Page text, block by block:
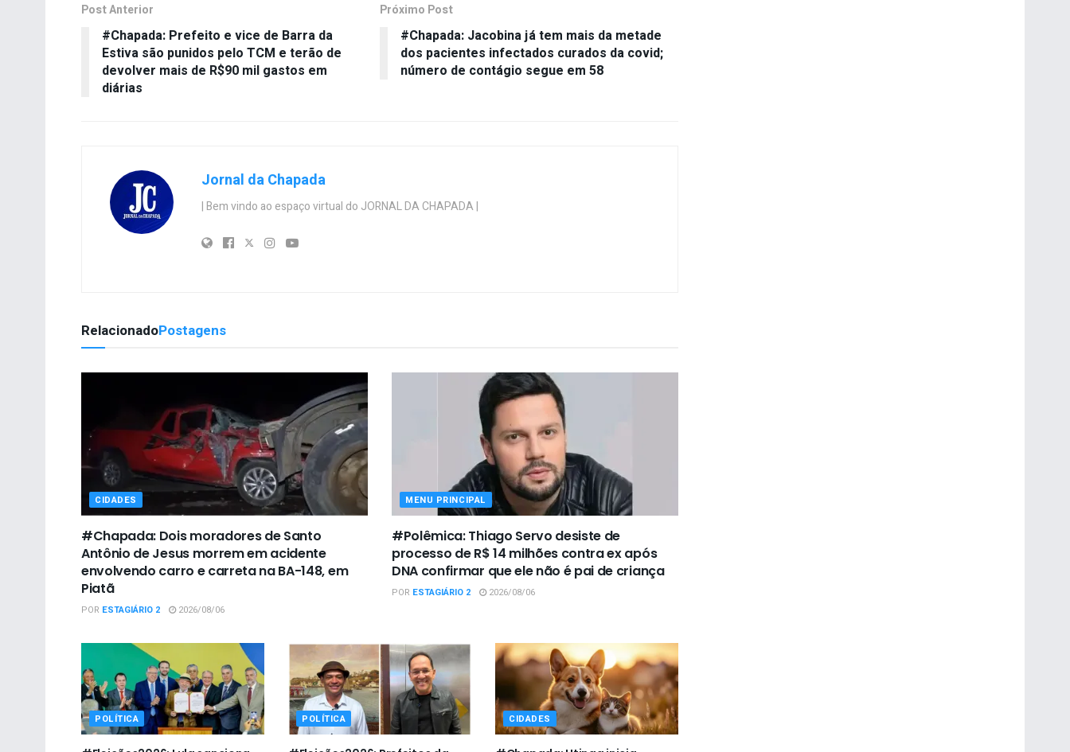
Post Anterior
#Chapada: Prefeito e vice de Barra da
Estiva são punidos pelo TCM e terão de
devolver mais de R$90 mil gastos em
diárias
Próximo Post
#Chapada: Jacobina já tem mais da metade
dos pacientes infectados curados da covid;
número de contágio segue em 58
Jornal da Chapada
| Bem vindo ao espaço virtual do JORNAL DA CHAPADA |
RelacionadoPostagens
CIDADES
#Chapada: Dois moradores de Santo
Antônio de Jesus morrem em acidente
envolvendo carro e carreta na BA-148, em
Piatã
POR ESTAGIÁRIO 2 2026/08/06
MENU PRINCIPAL
#Polêmica: Thiago Servo desiste de
processo de R$ 14 milhões contra ex após
DNA confirmar que ele não é pai de criança
POR ESTAGIÁRIO 2 2026/08/06
POLÍTICA POLÍTICA CIDADES